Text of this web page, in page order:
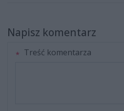
Napisz komentarz
Treść komentarza